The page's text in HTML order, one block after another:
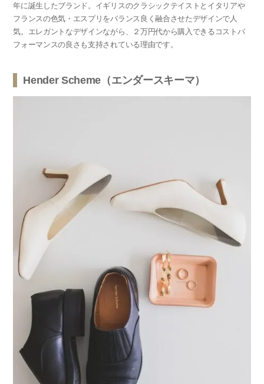
年に誕生したブランド。イギリスのクラシックテイストとイタリアや
フランスの色気・エスプリをバランス良く融合させたデザインで人
気。エレガントなデザインながら、２万円代から購入できるコストパ
フォーマンスの良さも支持されている理由です。
Hender Scheme（エンダースキーマ）